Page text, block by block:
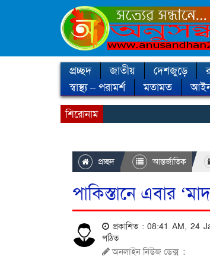
প্রচ্ছদ জাতীয় দেশজুড়ে
স্বাস্থ্য – পরামর্শ
মতামত
শিরোনাম
প্রচ্ছদ আন্তর্জাতিক
পাকিস্তানে এবার
প্রকাশিত : 08:41 AM, 24
পঠিত
অনলাইন নিউজ ডেক্স :